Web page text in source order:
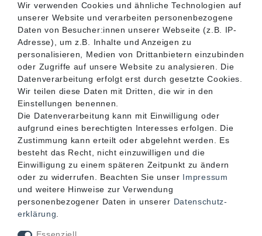
SERVICE
INFORMATIONEN
KONTAKT
Wir verwenden Cookies und ähnliche Technologien auf
unserer Website und verarbeiten personenbezogene
Daten von Besucher:innen unserer Webseite (z.B. IP-
Adresse), um z.B. Inhalte und Anzeigen zu
personalisieren, Medien von Drittanbietern einzubinden
oder Zugriffe auf unsere Website zu analysieren. Die
Datenverarbeitung erfolgt erst durch gesetzte Cookies.
Wir teilen diese Daten mit Dritten, die wir in den
Einstellungen benennen.
Die Datenverarbeitung kann mit Einwilligung oder
aufgrund eines berechtigten Interesses erfolgen. Die
Zustimmung kann erteilt oder abgelehnt werden. Es
besteht das Recht, nicht einzuwilligen und die
Einwilligung zu einem späteren Zeitpunkt zu ändern
oder zu widerrufen. Beachten Sie unser Impressum
und weitere Hinweise zur Verwendung
personenbezogener Daten in unserer Daten­schutz­
erklärung